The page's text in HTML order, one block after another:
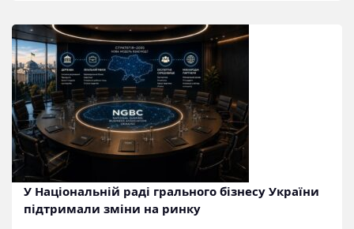
У Національній раді грального бізнесу України
підтримали зміни на ринку